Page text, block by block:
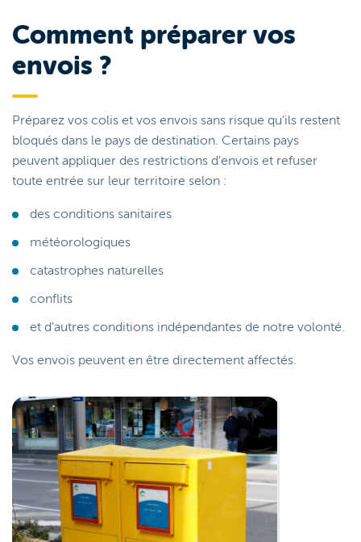
Comment préparer vos
envois ?
Préparez vos colis et vos envois sans risque qu'ils restent
bloqués dans le pays de destination. Certains pays
peuvent appliquer des restrictions d'envois et refuser
toute entrée sur leur territoire selon :
des conditions sanitaires
météorologiques
catastrophes naturelles
conflits
et d'autres conditions indépendantes de notre volonté.
Vos envois peuvent en être directement affectés.